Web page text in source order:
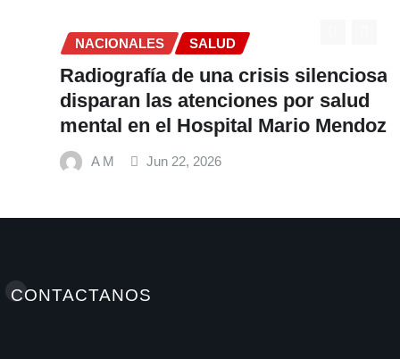
NACIONALES SALUD
Radiografía de una crisis silenciosa: Se
disparan las atenciones por salud
mental en el Hospital Mario Mendoza
A M Jun 22, 2026
CONTACTANOS